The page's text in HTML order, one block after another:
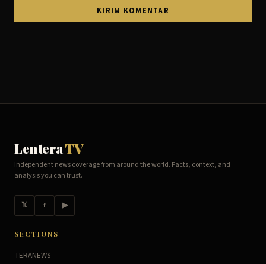
LenteraTV
Independent news coverage from around the world. Facts, context, and
analysis you can trust.
𝕏 f ▶
SECTIONS
TERANEWS